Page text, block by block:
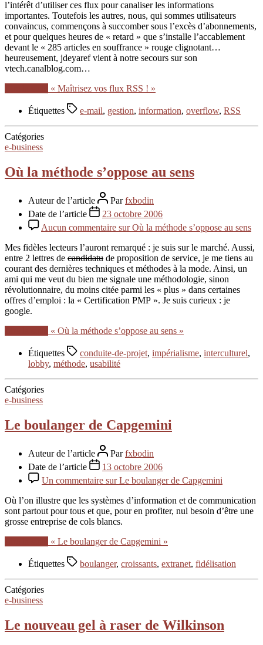
l’intérêt d’utiliser ces flux pour canaliser les informations
importantes. Toutefois les autres, nous, qui sommes utilisateurs
convaincus, commençons à succomber sous l’excès d’abonnements,
et pour quelques heures de « retard » que s’installe l’accablement
devant le « 285 articles en souffrance » rouge clignotant…
heureusement, jdeyaref vient à notre secours sur son
vtech.canalblog.com…
« Maîtrisez vos flux RSS ! »
Étiquettes e-mail, gestion, information, overflow, RSS
Catégories
e-business
Où la méthode s’oppose au sens
Auteur de l’article Parfxbodin
Date de l’article
23 octobre 2006
Aucun commentaire sur Où la méthode s’oppose au sens
Mes fidèles lecteurs l’auront remarqué : je suis sur le marché. Aussi,
entre 2 lettres de candidatu de proposition de service, je me tiens au
courant des dernières techniques et méthodes à la mode. Ainsi, un
ami qui me veut du bien me signale une méthodologie, sinon
révolutionnaire, du moins citée parmi les « plus » dans certaines
offres d’emploi : la « Certification PMP ». Je suis curieux : je
google.
« Où la méthode s’oppose au sens »
Étiquettes conduite-de-projet, impérialisme, interculturel,
lobby, méthode, usabilité
Catégories
e-business
Le boulanger de Capgemini
Auteur de l’article Parfxbodin
Date de l’article
13 octobre 2006
Un commentaire sur Le boulanger de Capgemini
Où l’on illustre que les systèmes d’information et de communication
sont partout pour tous et que, pour en profiter, nul besoin d’être une
grosse entreprise de cols blancs.
« Le boulanger de Capgemini »
Étiquettes boulanger, croissants, extranet, fidélisation
Catégories
e-business
Le nouveau gel à raser de Wilkinson